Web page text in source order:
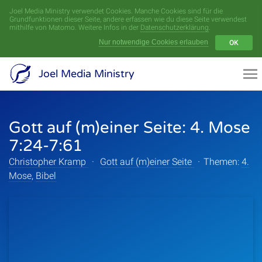
Joel Media Ministry verwendet Cookies. Manche Cookies sind für die
Grundfunktionen dieser Seite, andere erfassen wie du diese Seite verwendest
mithilfe von Matomo. Weitere Infos in der Datenschutzerklärung.
Nur notwendige Cookies erlauben
OK
Joel Media Ministry
Gott auf (m)einer Seite: 4. Mose
7:24-7:61
Christopher Kramp · Gott auf (m)einer Seite · Themen: 4.
Mose, Bibel
Menü
Videoarchiv
Serien